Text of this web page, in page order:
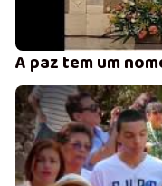
A paz tem um